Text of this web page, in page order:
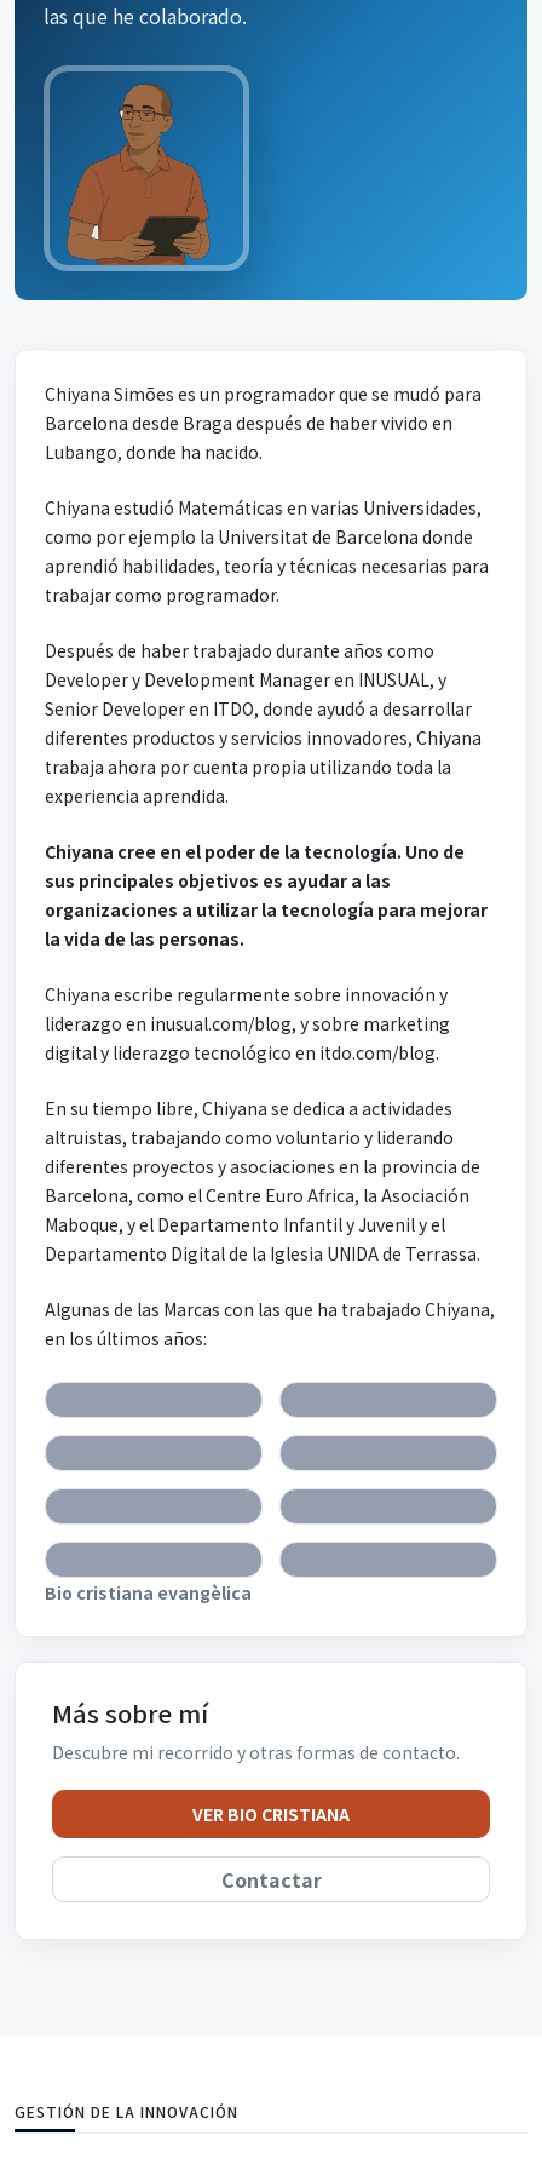
las que he colaborado.
Chiyana Simões es un programador que se mudó para
Barcelona desde Braga después de haber vivido en
Lubango, donde ha nacido.
Chiyana estudió Matemáticas en varias Universidades,
como por ejemplo la Universitat de Barcelona donde
aprendió habilidades, teoría y técnicas necesarias para
trabajar como programador.
Después de haber trabajado durante años como
Developer y Development Manager en INUSUAL, y
Senior Developer en ITDO, donde ayudó a desarrollar
diferentes productos y servicios innovadores, Chiyana
trabaja ahora por cuenta propia utilizando toda la
experiencia aprendida.
Chiyana cree en el poder de la tecnología. Uno de
sus principales objetivos es ayudar a las
organizaciones a utilizar la tecnología para mejorar
la vida de las personas.
Chiyana escribe regularmente sobre innovación y
liderazgo en inusual.com/blog, y sobre marketing
digital y liderazgo tecnológico en itdo.com/blog.
En su tiempo libre, Chiyana se dedica a actividades
altruistas, trabajando como voluntario y liderando
diferentes proyectos y asociaciones en la provincia de
Barcelona, como el Centre Euro Africa, la Asociación
Maboque, y el Departamento Infantil y Juvenil y el
Departamento Digital de la Iglesia UNIDA de Terrassa.
Algunas de las Marcas con las que ha trabajado Chiyana,
en los últimos años:
Bio cristiana evangèlica
Más sobre mí
Descubre mi recorrido y otras formas de contacto.
VER BIO CRISTIANA
Contactar
GESTIÓN DE LA INNOVACIÓN